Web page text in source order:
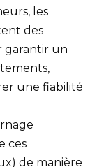
les
des
garantir un
une fiabilité
ces
de manière